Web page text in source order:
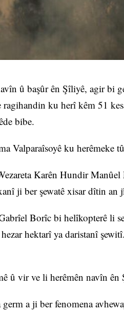
û başûr ên Şîliyê, agir bi
ragihandin ku herî kêm 51
bibe.
Valparaîsoyê ku herêmeke
Karên Hundir
ji ber şewatê xisar dîtin an
Borîc bi helîkopterê li
hektarî ya daristanî
û vir ve li herêmên navîn
germ a ji ber fenomena